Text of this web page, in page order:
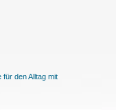
den Alltag mit